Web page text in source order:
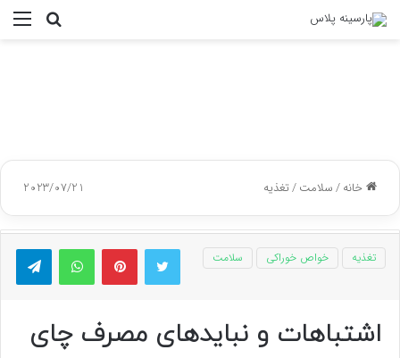
جستجو
خانه/سلامت/تغذیه 2023/07/21
توییتر پینتریستواتس آپ
تغذیه خواص خوراکی سلامت
اشتباهات و نبایدهای مصرف چای